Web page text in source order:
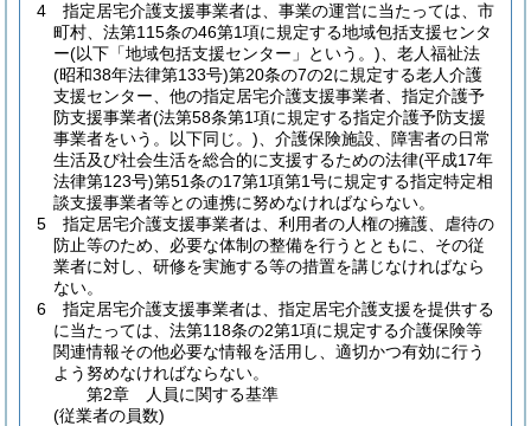
4
指定居宅介護支援事業者は、事業の運営に当たっては、市
町村、法第115条の46第1項に規定する地域包括支援センタ
ー(以下「地域包括支援センター」という。) 、老人福祉法
(昭和38年法律第133号)第20条の7の2に規定する老人介護
支援センター、他の指定居宅介護支援事業者、指定介護予
防支援事業者(法第58条第1項に規定する指定介護予防支援
事業者をいう。以下同じ。) 、介護保険施設、障害者の日常
生活及び社会生活を総合的に支援するための法律(平成17年
法律第123号)第51条の17第1項第1号に規定する指定特定相
談支援事業者等との連携に努めなければならない。
5
指定居宅介護支援事業者は、利用者の人権の擁護、虐待の
防止等のため、必要な体制の整備を行うとともに、その従
業者に対し、研修を実施する等の措置を講じなければなら
ない。
6
指定居宅介護支援事業者は、指定居宅介護支援を提供する
に当たっては、法第118条の2第1項に規定する介護保険等
関連情報その他必要な情報を活用し、適切かつ有効に行う
よう努めなければならない。
第2章
人員に関する基準
(従業者の員数)